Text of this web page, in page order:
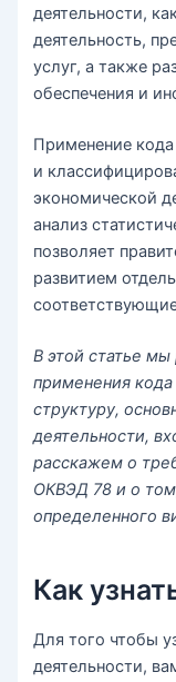
деятельности,
деятельность,
услуг, а также
обеспечения и
Применение
и
экономической
анализ
позволяет
развитием
В этой статье
применения
структуру,
деятельности,
расскажем о
ОКВЭД 78 и о
определенного
Как
Для того чтобы
деятельности,